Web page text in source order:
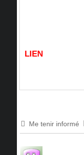
LIEN
Me tenir informé